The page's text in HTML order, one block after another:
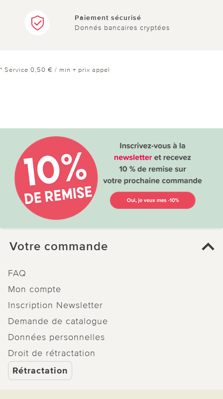
Paiement sécurisé
Donnés bancaires cryptées
* Service 0,50 € / min + prix appel
Votre commande
FAQ
Mon compte
Inscription Newsletter
Demande de catalogue
Données personnelles
Droit de rétractation
Rétractation